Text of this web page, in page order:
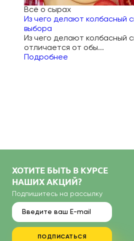
Всё о сырах
Из чего делают колбасный
выбора
Из чего делают колбасный
отличается от обы...
Подробнее
ХОТИТЕ БЫТЬ В КУРСЕ
НАШИХ АКЦИЙ?
Подпишитесь на рассылку
ПОДПИСАТЬСЯ